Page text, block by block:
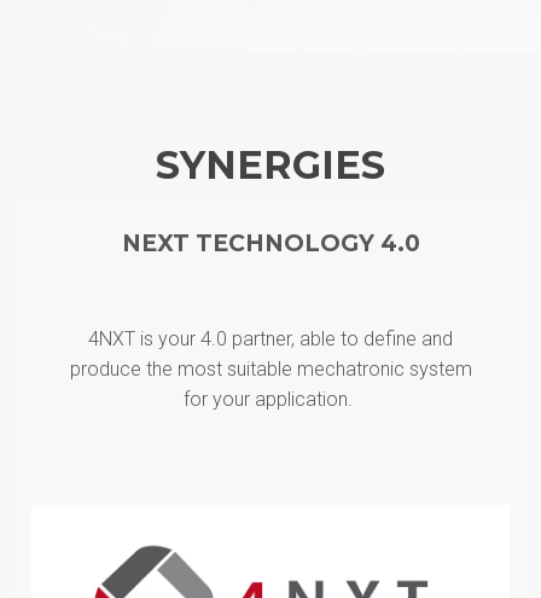
SYNERGIES
NEXT TECHNOLOGY 4.0
4NXT is your 4.0 partner, able to define and
produce the most suitable mechatronic system
for your application.